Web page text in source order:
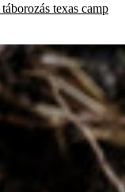
táborozás texas camp